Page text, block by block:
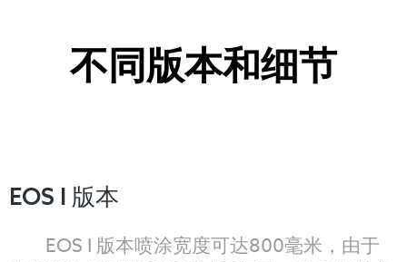
不同版本和细节
EOS I 版本
EOS I 版本喷涂宽度可达800毫米，由于